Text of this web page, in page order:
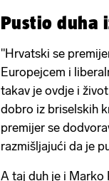
Pustio duha
"Hrvatski se
Europejcem i
takav je ovdje i
dobro iz briselskih
premijer se
razmišljajući da je
A taj duh je i Marko